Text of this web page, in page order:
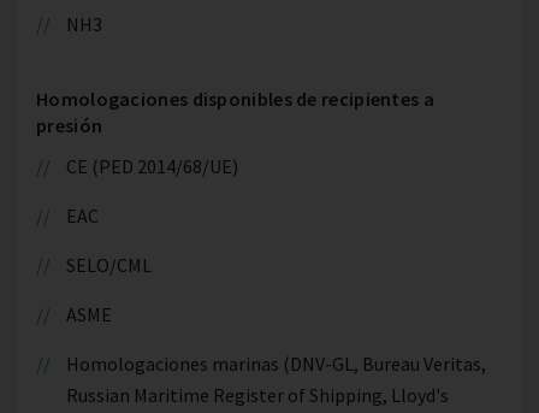
NH3
Homologaciones disponibles de recipientes a
presión
CE (PED 2014/68/UE)
EAC
SELO/CML
ASME
Homologaciones marinas (DNV-GL, Bureau Veritas,
Russian Maritime Register of Shipping, Lloyd's